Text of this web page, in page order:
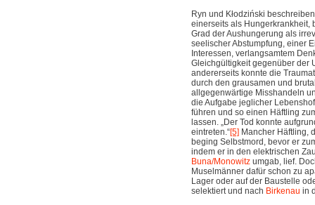
Ryn und Kłodziński
einerseits als Hungerkrankheit,
Grad der Aushungerung als
seelischer Abstumpfung, einer
Interessen, verlangsamtem
Gleichgültigkeit gegenüber der
andererseits konnte die
durch den grausamen und
allgegenwärtige Misshandeln
die Aufgabe jeglicher
führen und so einen Häftling
lassen. „Der Tod konnte
eintreten.“[5] Mancher Häftling,
beging Selbstmord, bevor er
indem er in den elektrischen
Buna/Monowitz umgab, lief.
Muselmänner dafür schon zu
Lager oder auf der Baustelle
selektiert und nach Birkenau in